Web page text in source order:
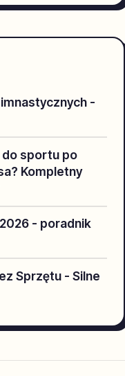
-
sportu po
Kompletny
- poradnik
Sprzętu - Silne